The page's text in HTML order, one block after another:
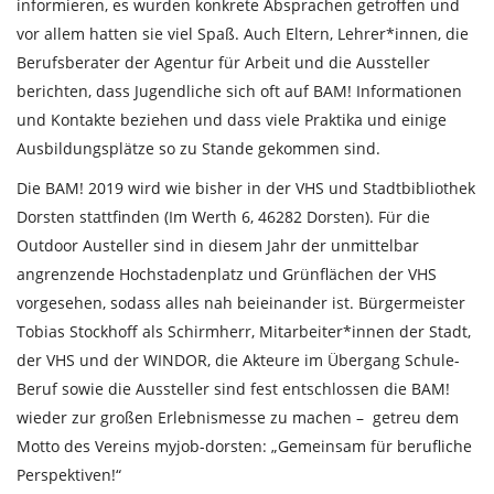
informieren, es wurden konkrete Absprachen getroffen und
vor allem hatten sie viel Spaß. Auch Eltern, Lehrer*innen, die
Berufsberater der Agentur für Arbeit und die Aussteller
berichten, dass Jugendliche sich oft auf BAM! Informationen
und Kontakte beziehen und dass viele Praktika und einige
Ausbildungsplätze so zu Stande gekommen sind.
Die BAM! 2019 wird wie bisher in der VHS und Stadtbibliothek
Dorsten stattfinden (Im Werth 6, 46282 Dorsten). Für die
Outdoor Austeller sind in diesem Jahr der unmittelbar
angrenzende Hochstadenplatz und Grünflächen der VHS
vorgesehen, sodass alles nah beieinander ist. Bürgermeister
Tobias Stockhoff als Schirmherr, Mitarbeiter*innen der Stadt,
der VHS und der WINDOR, die Akteure im Übergang Schule-
Beruf sowie die Aussteller sind fest entschlossen die BAM!
wieder zur großen Erlebnismesse zu machen – getreu dem
Motto des Vereins myjob-dorsten: „Gemeinsam für berufliche
Perspektiven!“